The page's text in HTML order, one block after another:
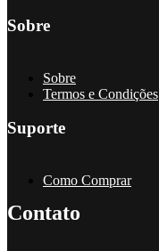
Sobre
Sobre
Termos e Condições
Suporte
Como Comprar
Contato